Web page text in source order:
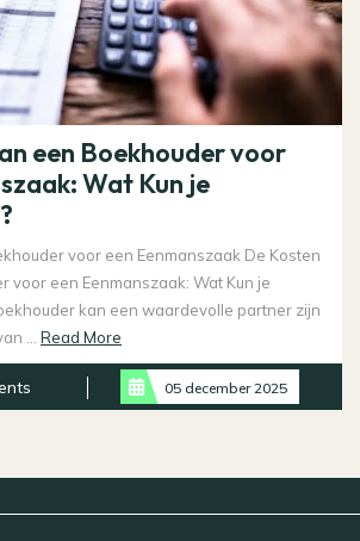
een Boekhouder voor
Wat Kun je
voor een Eenmanszaak De Kosten
voor een Eenmanszaak: Wat Kun je
kan een waardevolle partner zijn
... Read More
More
05 december 2025